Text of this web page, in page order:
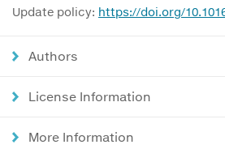
Update policy: https://doi.org/
Authors
License Information
More Information